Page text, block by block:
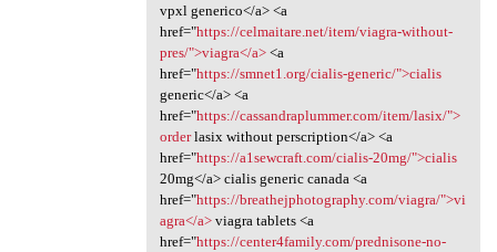
vpxl generico</a> <a
href="https://celmaitare.net/item/viagra-without-
pres/">viagra</a><a
href="https://smnet1.org/cialis-generic/">cialis
generic</a> <a
href="https://cassandraplummer.com/item/lasix/">
orderlasix without perscription</a> <a
href="https://a1sewcraft.com/cialis-20mg/">cialis
20mg</a> cialis generic canada <a
href="https://breathejphotography.com/viagra/">vi
agra</a>viagra tablets <a
href="https://center4family.com/prednisone-no-